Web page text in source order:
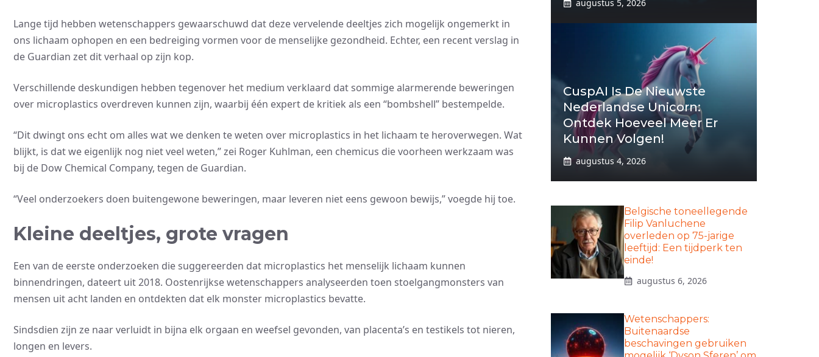
Lange tijd hebben wetenschappers gewaarschuwd dat deze vervelende deeltjes zich mogelijk ongemerkt in
ons lichaam ophopen en een bedreiging vormen voor de menselijke gezondheid. Echter, een recent verslag in
de Guardian zet dit verhaal op zijn kop.
Verschillende deskundigen hebben tegenover het medium verklaard dat sommige alarmerende beweringen
over microplastics overdreven kunnen zijn, waarbij één expert de kritiek als een “bombshell” bestempelde.
“Dit dwingt ons echt om alles wat we denken te weten over microplastics in het lichaam te heroverwegen. Wat
blijkt, is dat we eigenlijk nog niet veel weten,” zei Roger Kuhlman, een chemicus die voorheen werkzaam was
bij de Dow Chemical Company, tegen de Guardian.
“Veel onderzoekers doen buitengewone beweringen, maar leveren niet eens gewoon bewijs,” voegde hij toe.
Kleine deeltjes, grote vragen
Een van de eerste onderzoeken die suggereerden dat microplastics het menselijk lichaam kunnen
binnendringen, dateert uit 2018. Oostenrijkse wetenschappers analyseerden toen stoelgangmonsters van
mensen uit acht landen en ontdekten dat elk monster microplastics bevatte.
Sindsdien zijn ze naar verluidt in bijna elk orgaan en weefsel gevonden, van placenta’s en testikels tot nieren,
longen en levers.
augustus 5, 2026
CuspAI Is De Nieuwste
Nederlandse Unicorn:
Ontdek Hoeveel Meer Er
Kunnen Volgen!
augustus 4, 2026
Belgische toneellegende
Filip Vanluchene
overleden op 75-jarige
leeftijd: Een tijdperk ten
einde!
augustus 6, 2026
Wetenschappers:
Buitenaardse
beschavingen gebruiken